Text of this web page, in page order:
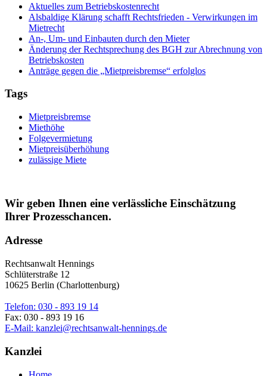
Aktuelles zum Betriebskostenrecht
Alsbaldige Klärung schafft Rechtsfrieden - Verwirkungen im
Mietrecht
An-, Um- und Einbauten durch den Mieter
Änderung der Rechtsprechung des BGH zur Abrechnung von
Betriebskosten
Anträge gegen die „Mietpreisbremse“ erfolglos
Tags
Mietpreisbremse
Miethöhe
Folgevermietung
Mietpreisüberhöhung
zulässige Miete
Wir geben Ihnen eine verlässliche Einschätzung
Ihrer Prozesschancen.
Adresse
Rechtsanwalt Hennings
Schlüterstraße 12
10625 Berlin (Charlottenburg)
Telefon: 030 - 893 19 14
Fax: 030 - 893 19 16
E-Mail: kanzlei@rechtsanwalt-hennings.de
Kanzlei